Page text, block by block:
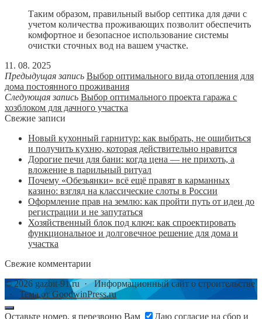
Таким образом, правильный выбор септика для дачи с
учетом количества проживающих позволит обеспечить
комфортное и безопасное использование системы
очистки сточных вод на вашем участке.
11. 08. 2025
Предыдущая запись Выбор оптимального вида отопления для
дома постоянного проживания
Следующая запись Выбор оптимального проекта гаража с
хозблоком для дачного участка
Свежие записи
Новый кухонный гарнитур: как выбрать, не ошибиться
и получить кухню, которая действительно нравится
Дорогие печи для бани: когда цена — не прихоть, а
вложение в парильный ритуал
Почему «Обезьянки» всё ещё правят в карманных
казино: взгляд на классические слоты в России
Оформление прав на землю: как пройти путь от идеи до
регистрации и не запутаться
Хозяйственный блок под ключ: как спроектировать
функциональное и долговечное решение для дома и
участка
Свежие комментарии
©2026 gazbit-91.ru ·Информационный сайт о строительстве
· Тема от GoodwinPress.ru
Оставьте номер, я перезвоню Вам Даю согласие на сбор и